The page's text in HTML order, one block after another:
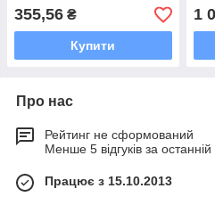
355,56 ₴
Купити
1
Про нас
Рейтинг не сформований
Менше 5 відгуків за останній
Працює з 15.10.2013